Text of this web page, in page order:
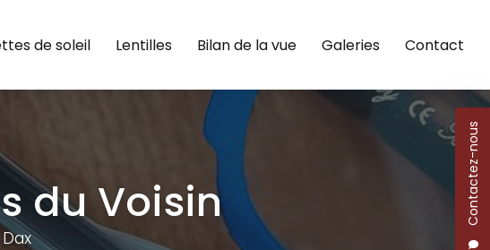
Contactez-nous
de soleil Lentilles Bilan de la vue Galeries Contact
du Voisin